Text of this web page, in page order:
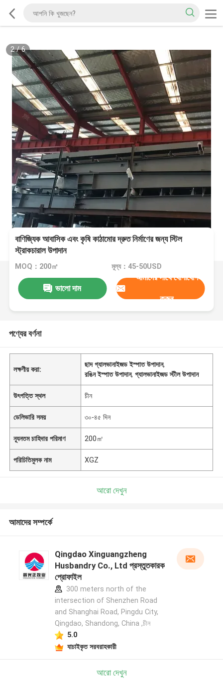
2/6
বাণিজ্যিক আবাসিক এবং কৃষি কাঠামোর দ্রুত নির্মাণের জন্য স্টিল
স্ট্রাকচারাল উপাদান
MOQ：200㎡ মূল্য：45-50USD
ভালো দাম
আমাদের সাথে যোগাযোগ
করুন
পণ্যের বর্ণনা
লক্ষণীয় করা:
ছাদ গ্যালভানাইজড ইস্পাত উপাদান,
রঙিন ইস্পাত উপাদান,গ্যালভানাইজড স্টীল উপাদান
উৎপত্তি স্থল চীন
ডেলিভারি সময় ৩০-৪৫ দিন
ন্যূনতম চাহিদার পরিমাণ 200㎡
পরিচিতিমুলক নাম XGZ
আরো দেখুন
আমাদের সম্পর্কে
Qingdao Xinguangzheng
Husbandry Co., Ltd প্রস্তুতকারক
প্রোফাইল
300 meters north of the
intersection of Shenzhen Road
and Shanghai Road, Pingdu City,
Qingdao, Shandong, China ,চীন
5.0
যাচাইকৃত সরবরাহকারী
আরো দেখুন